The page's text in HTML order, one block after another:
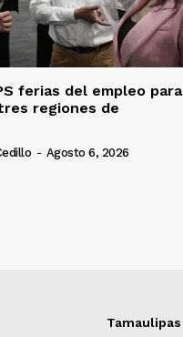
ferias del empleo para
regiones de
- Agosto 6, 2026
Tamaulipas